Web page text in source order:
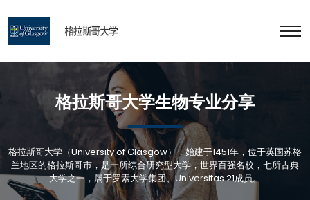
格拉斯哥大学生物专业分享
格拉斯哥大学（University of Glasgow），始建于1451年，位于英国苏格
兰地区的格拉斯哥市，是一所综合研究型大学，世界百强名校，七所古典
大学之一，属于罗素大学集团、Universitas 21成员。